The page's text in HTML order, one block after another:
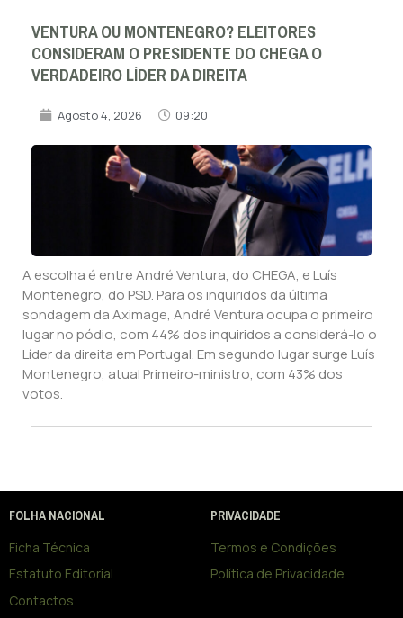
VENTURA OU MONTENEGRO? ELEITORES
CONSIDERAM O PRESIDENTE DO CHEGA O
VERDADEIRO LÍDER DA DIREITA
Agosto 4, 2026 09:20
A escolha é entre André Ventura, do CHEGA, e Luís
Montenegro, do PSD. Para os inquiridos da última
sondagem da Aximage, André Ventura ocupa o primeiro
lugar no pódio, com 44% dos inquiridos a considerá-lo o
Líder da direita em Portugal. Em segundo lugar surge Luís
Montenegro, atual Primeiro-ministro, com 43% dos
votos.
FOLHA NACIONAL
Ficha Técnica
Estatuto Editorial
Contactos
PRIVACIDADE
Termos e Condições
Política de Privacidade